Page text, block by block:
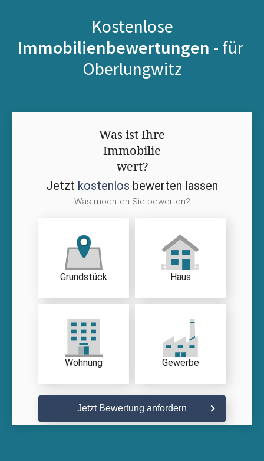
Kostenlose
Immobilienbewertungen - für
Oberlungwitz
Was ist Ihre
Immobilie
wert?
Jetzt kostenlos bewerten lassen
Was möchten Sie bewerten?
Grundstück Haus
Wohnung Gewerbe
Jetzt Bewertung anfordern